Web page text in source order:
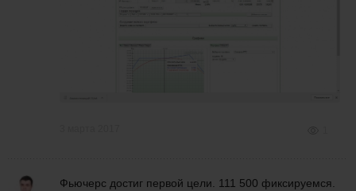
Фьючерс достиг первой цели. 111 500 фиксируемся.